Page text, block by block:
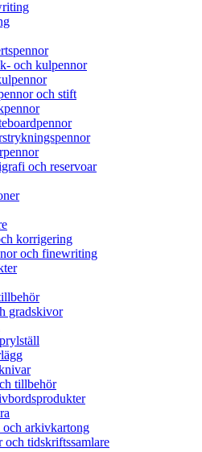
och kulpennor
och stift
och reservoar
korrigering
och finewriting
gradskivor
tillbehör
arkivkartong
och tidskriftssamlare